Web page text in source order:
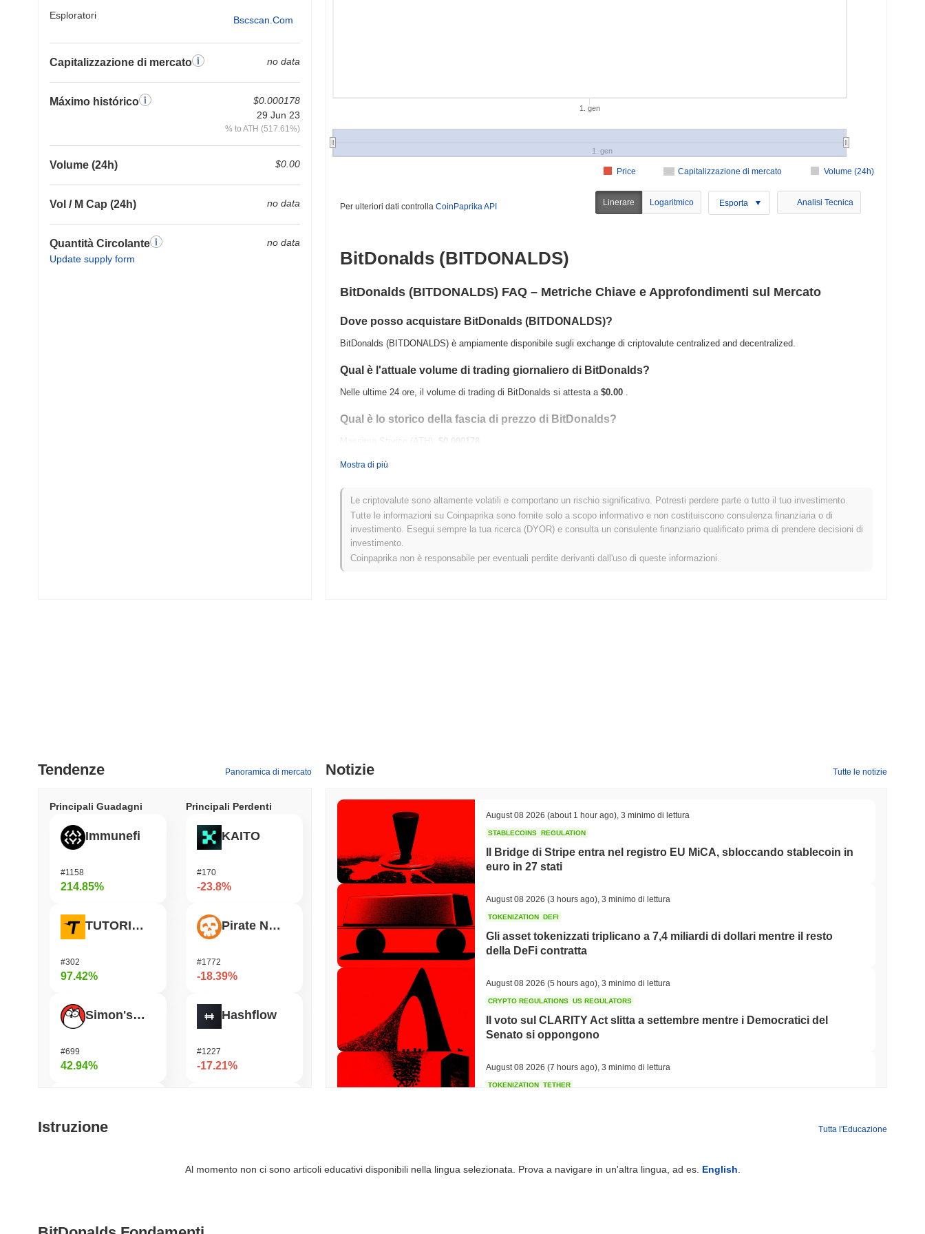
Esploratori Bscscan.com
Capitalizzazione di mercato no data
Máximo histórico
$0.000178
29 Jun 23
% to ATH (517.61%)
Volume (24h) $0.00
Vol / M Cap (24h) no data
Quantità Circolante
Update supply form
no data
Capitalizzazione di mercato Volume (24h)
Price
1. gen
1. gen
Per ulteriori dati controlla CoinPaprika API Linerare Logaritmico Esporta Analisi Tecnica
BitDonalds (BITDONALDS)
BitDonalds (BITDONALDS) FAQ – Metriche Chiave e Approfondimenti sul Mercato
Dove posso acquistare BitDonalds (BITDONALDS)?
BitDonalds (BITDONALDS) è ampiamente disponibile sugli exchange di criptovalute centralized and decentralized.
Qual è l'attuale volume di trading giornaliero di BitDonalds?
Nelle ultime 24 ore, il volume di trading di BitDonalds si attesta a $0.00 .
Qual è lo storico della fascia di prezzo di BitDonalds?
Massimo Storico (ATH):
$0.000178
Come si sta comportando BitDonalds rispetto al mercato crypto più ampio?
Negli ultimi 7 giorni, BitDonalds ha guadagnato0.00%, superando il mercato crypto complessivo che ha registrato un calo del0.02%
Ciò indica una forte performance nell'azione del prezzo di BITDONALDS rispetto allo slancio del mercato più ampio.
Mostra di più
Le criptovalute sono altamente volatili e comportano un rischio significativo. Potresti perdere parte o tutto il tuo investimento.
Tutte le informazioni su Coinpaprika sono fornite solo a scopo informativo e non costituiscono consulenza finanziaria o di
investimento. Esegui sempre la tua ricerca (DYOR) e consulta un consulente finanziario qualificato prima di prendere decisioni di
investimento.
Coinpaprika non è responsabile per eventuali perdite derivanti dall'uso di queste informazioni.
Tendenze Panoramica di mercato
Principali Guadagni
Immunefi
#1158
214.85%
TUTORIAL
#302
97.42%
Simon's Cat
#699
42.94%
#563
Principali Perdenti
KAITO
#170
-23.8%
Pirate Nation Token
#1772
-18.39%
Hashflow
#1227
-17.21%
#364
Notizie Tutte le notizie
August 08 2026 (about 1 hour ago) 3 minimo di lettura
STABLECOINS REGULATION
Il Bridge di Stripe entra nel registro EU MiCA, sbloccando stablecoin in
euro in 27 stati
August 08 2026 (3 hours ago) 3 minimo di lettura
TOKENIZATION DEFI
Gli asset tokenizzati triplicano a 7,4 miliardi di dollari mentre il resto
della DeFi contratta
August 08 2026 (5 hours ago) 3 minimo di lettura
CRYPTO REGULATIONS US REGULATORS
Il voto sul CLARITY Act slitta a settembre mentre i Democratici del
Senato si oppongono
August 08 2026 (7 hours ago) 3 minimo di lettura
TOKENIZATION TETHER
COINBASE TRADING
Istruzione Tutta l'Educazione
Al momento non ci sono articoli educativi disponibili nella lingua selezionata. Prova a navigare in un'altra lingua, ad es. English